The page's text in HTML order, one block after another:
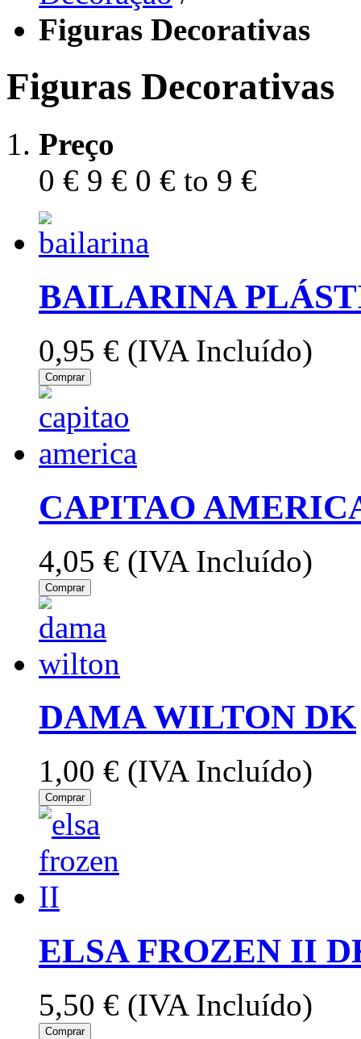
Figuras Decorativas
Figuras Decorativas
Preço
0 € 9 € 0 € to 9 €
BAILARINA
0,95 € (IVA Incluído)
Comprar
CAPITAO
4,05 € (IVA Incluído)
Comprar
DAMA WILTON DK
1,00 € (IVA Incluído)
Comprar
ELSA FROZEN II
5,50 € (IVA Incluído)
Comprar